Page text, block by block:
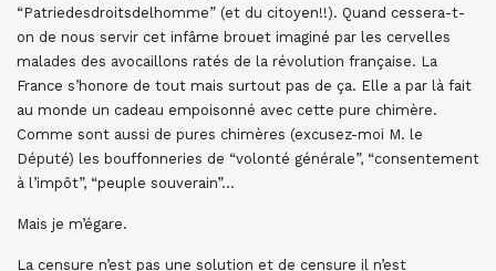
“Patriedesdroitsdelhomme” (et du citoyen!!). Quand cessera-t-
on de nous servir cet infâme brouet imaginé par les cervelles
malades des avocaillons ratés de la révolution française. La
France s’honore de tout mais surtout pas de ça. Elle a par là fait
au monde un cadeau empoisonné avec cette pure chimère.
Comme sont aussi de pures chimères (excusez-moi M. le
Député) les bouffonneries de “volonté générale”, “consentement
à l’impôt”, “peuple souverain”…
Mais je m’égare.
La censure n’est pas une solution et de censure il n’est